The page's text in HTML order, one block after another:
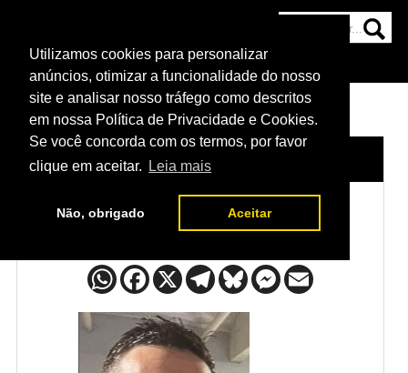
Utilizamos cookies para personalizar
anúncios, otimizar a funcionalidade do nosso
site e analisar nosso tráfego como descritos
em nossa Política de Privacidade e Cookies.
Se você concorda com os termos, por favor
clique em aceitar.
Leia mais
Não, obrigado Aceitar
NOTÍCIAS
HOME LUTADORES /
Ryan Loder